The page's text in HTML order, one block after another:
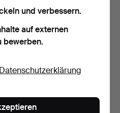
48 USD
und verbessern.
auf externen
bewerben.
Datenschutzerklärung